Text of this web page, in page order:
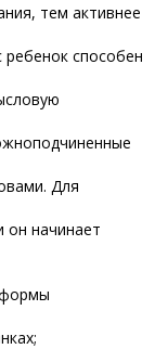
тем активнее
способен
Для
он начинает